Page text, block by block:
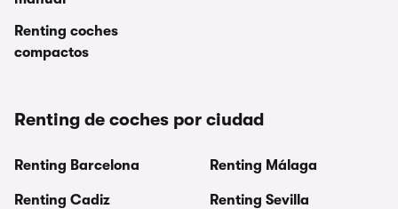
Renting coches
compactos
Renting de coches por ciudad
Renting Barcelona
Renting Cadiz
Renting Málaga
Renting Sevilla